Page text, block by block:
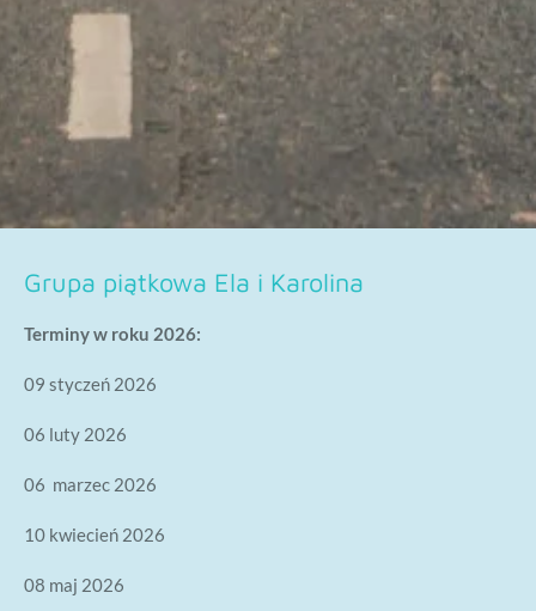
Grupa piątkowa Ela i Karolina
Terminy w roku 2026:
09 styczeń 2026
06 luty 2026
06 marzec 2026
10 kwiecień 2026
08 maj 2026